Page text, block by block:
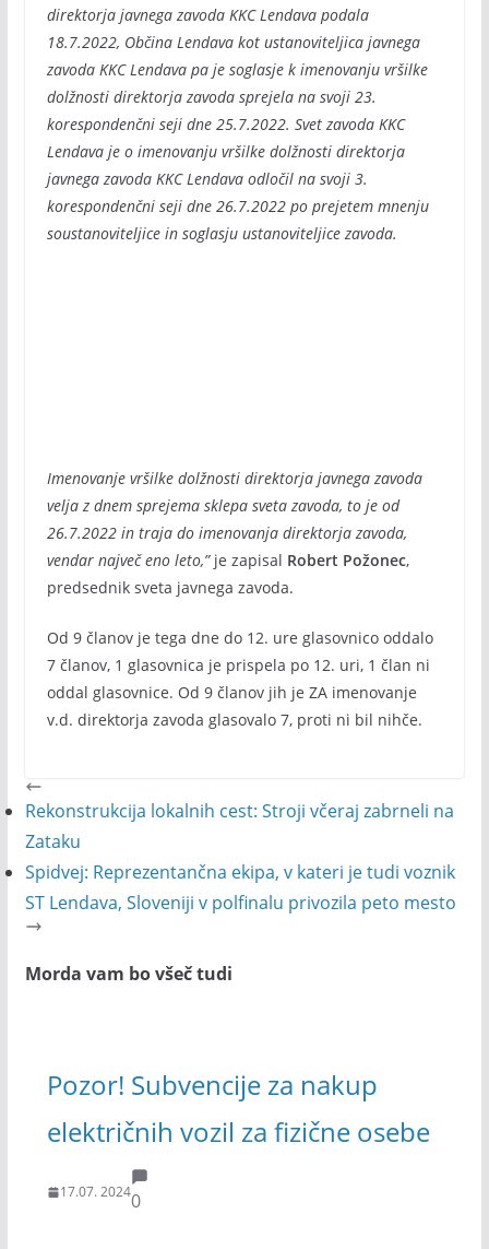
direktorja javnega zavoda KKC Lendava podala
18.7.2022, Občina Lendava kot ustanoviteljica javnega
zavoda KKC Lendava pa je soglasje k imenovanju vršilke
dolžnosti direktorja zavoda sprejela na svoji 23.
korespondenčni seji dne 25.7.2022. Svet zavoda KKC
Lendava je o imenovanju vršilke dolžnosti direktorja
javnega zavoda KKC Lendava odločil na svoji 3.
korespondenčni seji dne 26.7.2022 po prejetem mnenju
soustanoviteljice in soglasju ustanoviteljice zavoda.
Imenovanje vršilke dolžnosti direktorja javnega zavoda
velja z dnem sprejema sklepa sveta zavoda, to je od
26.7.2022 in traja do imenovanja direktorja zavoda,
vendar največ eno leto,”je zapisal Robert Požonec,
predsednik sveta javnega zavoda.
Od 9 članov je tega dne do 12. ure glasovnico oddalo
7 članov, 1 glasovnica je prispela po 12. uri, 1 član ni
oddal glasovnice. Od 9 članov jih je ZA imenovanje
v.d. direktorja zavoda glasovalo 7, proti ni bil nihče.
Rekonstrukcija lokalnih cest: Stroji včeraj zabrneli na
Zataku
Spidvej: Reprezentančna ekipa, v kateri je tudi voznik
ST Lendava, Sloveniji v polfinalu privozila peto mesto
Morda vam bo všeč tudi
Pozor! Subvencije za nakup
električnih vozil za fizične osebe
17.07. 20240